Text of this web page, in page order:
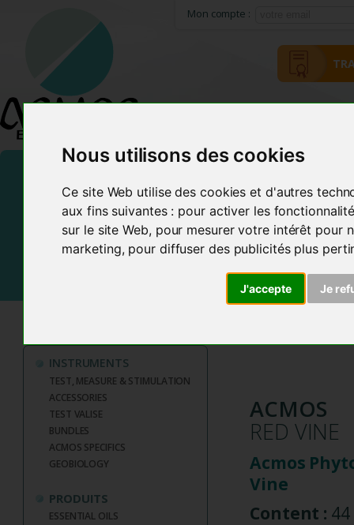
Nous utilisons des cookies
Ce site Web utilise des cookies et d'autres
aux fins suivantes : pour activer les
sur le site Web, pour mesurer votre intérêt pour
marketing, pour diffuser des publicités plus
J'accepte Je
Mon compte :
INSTRUMENTS
TEST, MEASURE & STIMULATION
ACCESSORIES
TEST VALISE
BUNDLES
ACMOS SPECIFICS
GEOBIOLOGY
PRODUITS
ESSENTIAL OILS
ACMOS
RED VINE
Acmos
Vine
Content :